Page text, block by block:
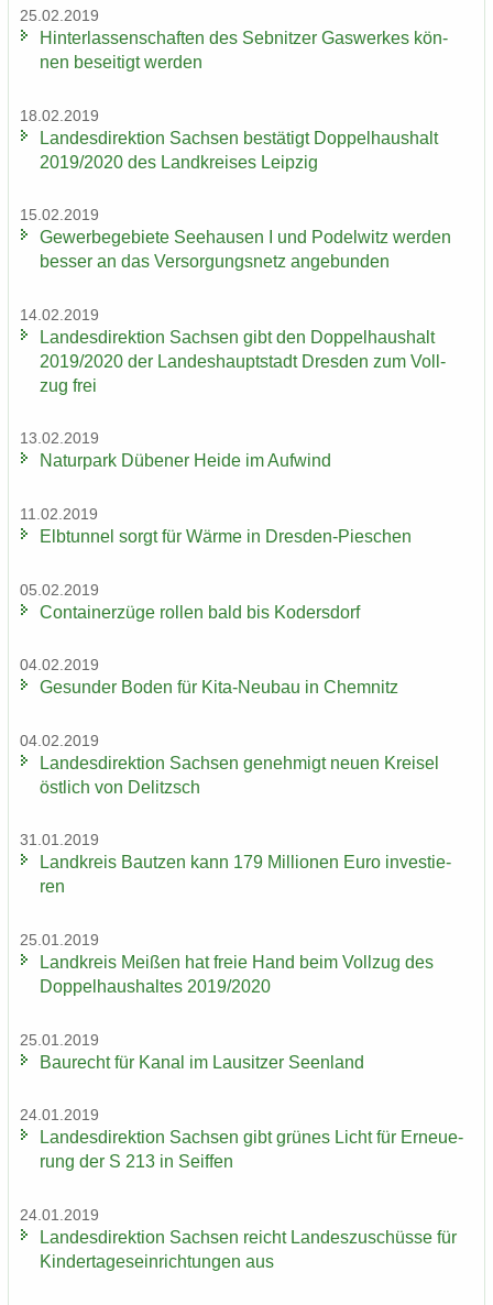
25.02.2019
Hin­ter­las­sen­schaf­ten des Seb­nit­zer Gas­wer­kes kön­
nen be­sei­tigt wer­den
18.02.2019
Lan­des­di­rek­ti­on Sach­sen be­stä­tigt Dop­pel­haus­halt
2019/2020 des Land­krei­ses Leip­zig
15.02.2019
Ge­wer­be­ge­bie­te See­hau­sen I und Po­del­witz wer­den
bes­ser an das Ver­sor­gungs­netz an­ge­bun­den
14.02.2019
Lan­des­di­rek­ti­on Sach­sen gibt den Dop­pel­haus­halt
2019/2020 der Lan­des­haupt­stadt Dres­den zum Voll­
zug frei
13.02.2019
Na­tur­park Dü­be­ner Heide im Auf­wind
11.02.2019
Elb­tun­nel sorgt für Wärme in Dresden-​Pieschen
05.02.2019
Con­tai­ner­zü­ge rol­len bald bis Ko­ders­dorf
04.02.2019
Ge­sun­der Boden für Kita-​Neubau in Chem­nitz
04.02.2019
Lan­des­di­rek­ti­on Sach­sen ge­neh­migt neuen Krei­sel
öst­lich von De­litzsch
31.01.2019
Land­kreis Baut­zen kann 179 Mil­lio­nen Euro in­ves­tie­
ren
25.01.2019
Land­kreis Mei­ßen hat freie Hand beim Voll­zug des
Dop­pel­haus­hal­tes 2019/2020
25.01.2019
Bau­recht für Kanal im Lau­sit­zer Se­en­land
24.01.2019
Lan­des­di­rek­ti­on Sach­sen gibt grü­nes Licht für Er­neue­
rung der S 213 in Seif­fen
24.01.2019
Lan­des­di­rek­ti­on Sach­sen reicht Lan­des­zu­schüs­se für
Kin­der­ta­ges­ein­rich­tun­gen aus